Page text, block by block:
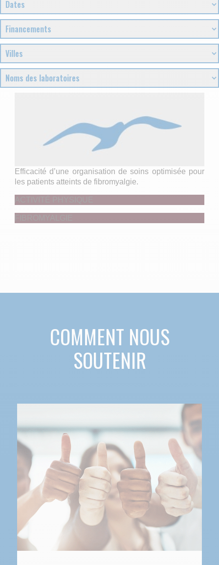
Efficacité d’une organisation de soins optimisée pour
les patients atteints de fibromyalgie.
COMMENT NOUS
SOUTENIR